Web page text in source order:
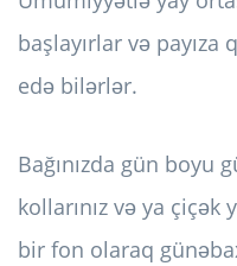
başlayırlar və
edə bilərlər.
Bağınızda gün boyu
kollarınız və ya çiçək
bir fon olaraq